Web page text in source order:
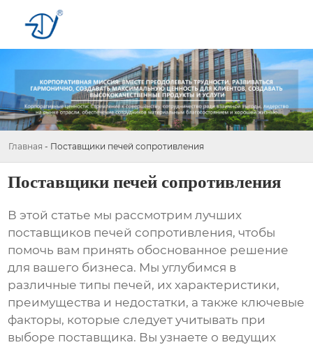
Главная - Поставщики печей сопротивления
Поставщики печей сопротивления
В этой статье мы рассмотрим лучших
поставщиков печей сопротивления, чтобы
помочь вам принять обоснованное решение
для вашего бизнеса. Мы углубимся в
различные типы печей, их характеристики,
преимущества и недостатки, а также ключевые
факторы, которые следует учитывать при
выборе поставщика. Вы узнаете о ведущих